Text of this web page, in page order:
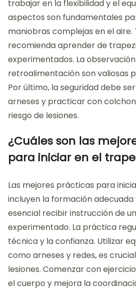
trabajar en la flexibilidad y el
aspectos son fundamentales
maniobras complejas en el aire.
recomienda aprender de
experimentados. La
retroalimentación son valiosas
Por último, la seguridad debe
arneses y practicar con
riesgo de lesiones.
¿Cuáles son las
para iniciar en el
Las mejores prácticas para
incluyen la formación adecuada
esencial recibir instrucción de
experimentado. La práctica
técnica y la confianza. Utilizar
como arneses y redes, es
lesiones. Comenzar con
el cuerpo y mejora la